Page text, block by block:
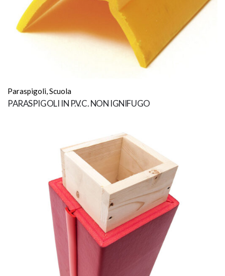
Manutenzione
Panno Umido, Lavare con detergente
neutro
Paraspigoli,Scuola
PARASPIGOLI IN P.V.C. NON IGNIFUGO